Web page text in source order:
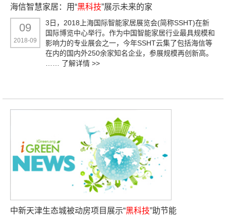
海信智慧家居：用“黑科技”展示未来的家
09
2018-09
3日，2018上海国际智能家居展览会(简称SSHT)在新
国际博览中心举行。作为中国智能家居行业最具规模和
影响力的专业展会之一，今年SSHT云集了包括海信等
在内的国内外250余家知名企业，参展规模再创新高。
了解详情 >>
中新天津生态城被动房项目展示“黑科技”助节能